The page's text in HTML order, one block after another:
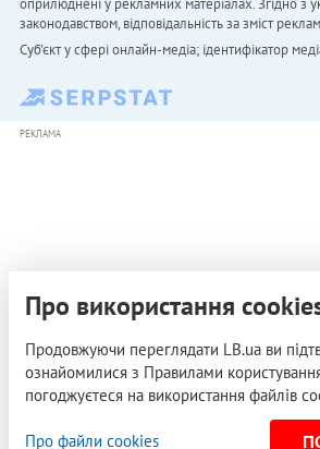
законодавством, відповідальність за зміст
Cуб'єкт у сфері онлайн-медіа; ідентифікатор
РЕКЛАМА
Про використання
Продовжуючи переглядати LB.ua ви
ознайомилися з Правилами
погоджуєтеся на використання файлів
Про файли cookies